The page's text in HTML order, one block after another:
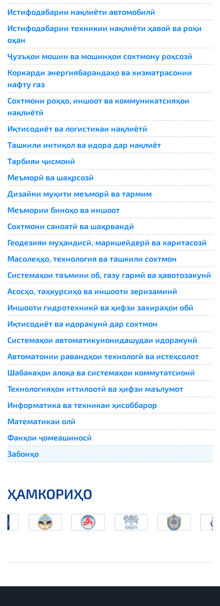
Истифодабарии нақлиёти автомобилӣ
Истифодабарии техникии нақлиёти ҳавоӣ ва роҳи
оҳан
Ҷузъҳои мошин ва мошинҳои сохтмону роҳсозӣ
Коркарди энергиябарандаҳо ва хизматрасонии
нафту газ
Сохтмони роҳҳо, иншоот ва коммуникатсияҳои
нақлиётӣ
Иқтисодиёт ва логистикаи нақлиётӣ
Ташкили интиқол ва идора дар нақлиёт
Тарбияи ҷисмонӣ
Меъморӣ ва шаҳрсозӣ
Дизайни муҳити меъморӣ ва тармим
Меъмории биноҳо ва иншоот
Сохтмони саноатӣ ва шаҳрвандӣ
Геодезияи муҳандисӣ, маркшейдерӣ ва харитасозӣ
Масолеҳҳо, технология ва ташкили сохтмон
Системаҳои таъмини об, газу гармӣ ва ҳавотозакунӣ
Асосҳо, таҳкурсиҳо ва иншооти зеризаминӣ
Иншооти гидротехникӣ ва ҳифзи захираҳои обӣ
Иқтисодиёт ва идоракунӣ дар сохтмон
Системаҳои автоматикунонидашудаи идоракунӣ
Автоматонии равандҳои технологӣ ва истеҳсолот
Шабакаҳои алоқа ва системаҳои коммутатсионӣ
Технологияҳои иттилоотӣ ва ҳифзи маълумот
Информатика ва техникаи ҳисоббарор
Математикаи олӣ
Фанҳои ҷомеашиносӣ
Забонҳо
ҲАМКОРИҲО